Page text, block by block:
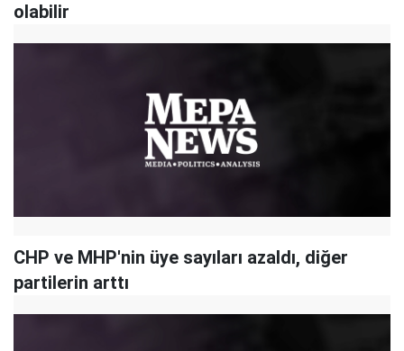
olabilir
CHP ve MHP'nin üye sayıları azaldı, diğer
partilerin arttı